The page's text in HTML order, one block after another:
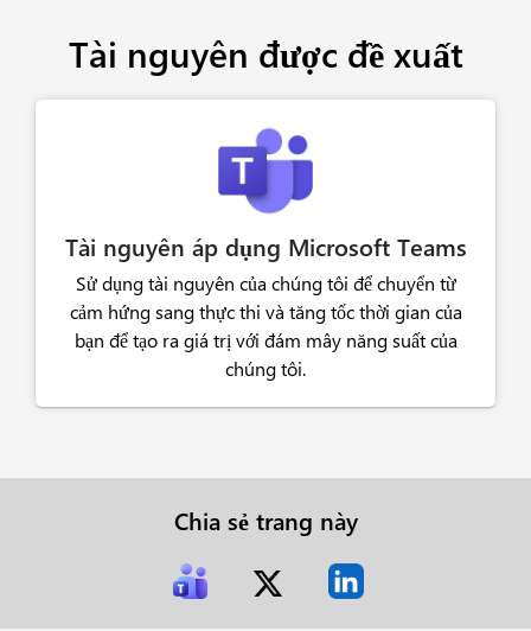
Tài nguyên được đề xuất
Tài nguyên áp dụng Microsoft Teams
Sử dụng tài nguyên của chúng tôi để chuyển từ
cảm hứng sang thực thi và tăng tốc thời gian của
bạn để tạo ra giá trị với đám mây năng suất của
chúng tôi.
Chia sẻ trang này